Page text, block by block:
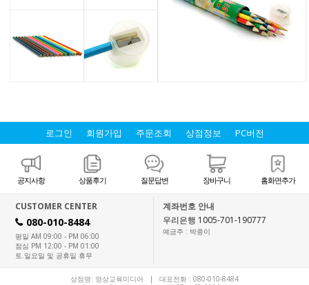
로그인 회원가입 주문조회 상점정보 PC버전
공지사항 상품후기 질문답변 장바구니 홈화면추가
CUSTOMER CENTER
H 080-010-8484
평일 AM 09:00 - PM 06:00
점심 PM 12:00 - PM 01:00
토.일요일 및 공휴일 휴무
계좌번호 안내
우리은행 1005-701-190777
예금주 : 박종이
상점명: 영상교육미디어 | 대표전화 : 080-010-8484